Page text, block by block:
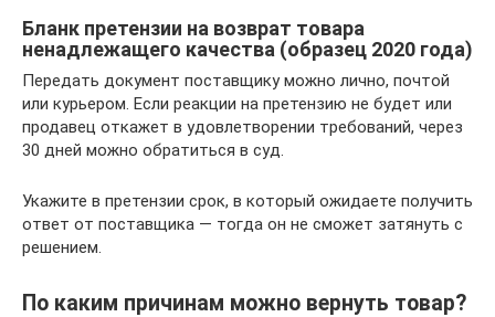
Бланк претензии на возврат товара
ненадлежащего качества (образец 2020 года)
Передать документ поставщику можно лично, почтой
или курьером. Если реакции на претензию не будет или
продавец откажет в удовлетворении требований, через
30 дней можно обратиться в суд.
Укажите в претензии срок, в который ожидаете получить
ответ от поставщика — тогда он не сможет затянуть с
решением.
По каким причинам можно вернуть товар?